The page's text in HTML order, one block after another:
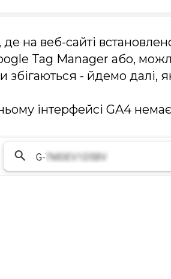
де на веб-сайті
Tag Manager або,
збігаються - йдемо далі,
інтерфейсі GA4